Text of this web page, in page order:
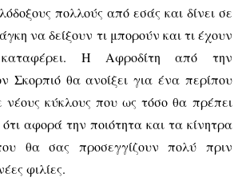
πολλούς από εσάς και δίνει σε
να δείξουν τι μπορούν και τι έχουν
Η Αφροδίτη από την
Σκορπιό θα ανοίξει για ένα περίπου
νέους κύκλους που ως τόσο θα πρέπει
αφορά την ποιότητα και τα κίνητρα
θα σας προσεγγίζουν πολύ πριν
φιλίες.